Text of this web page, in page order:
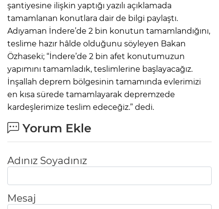
şantiyesine ilişkin yaptığı yazılı açıklamada
tamamlanan konutlara dair de bilgi paylaştı.
Adıyaman İndere’de 2 bin konutun tamamlandığını,
teslime hazır hâlde olduğunu söyleyen Bakan
Özhaseki; “İndere’de 2 bin afet konutumuzun
yapımını tamamladık, teslimlerine başlayacağız.
İnşallah deprem bölgesinin tamamında evlerimizi
en kısa sürede tamamlayarak depremzede
kardeşlerimize teslim edeceğiz.” dedi.
Yorum Ekle
Adınız Soyadınız
Mesaj